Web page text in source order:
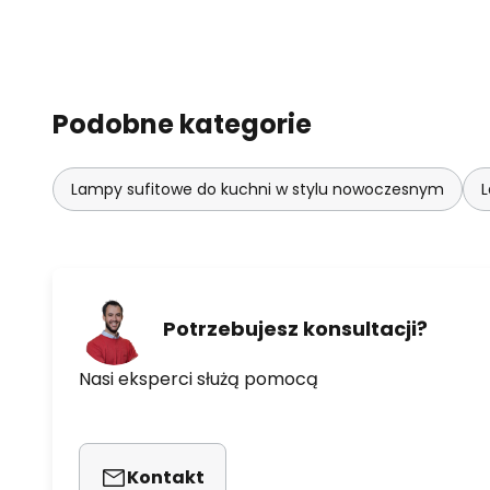
Nowe produkty LEDVANCE,
łączą najwyższe standardy
wzornictwem.
Podobne kategorie
Lampy sufitowe do kuchni w stylu nowoczesnym
Potrzebujesz konsultacji?
Nasi eksperci służą pomocą
Kontakt